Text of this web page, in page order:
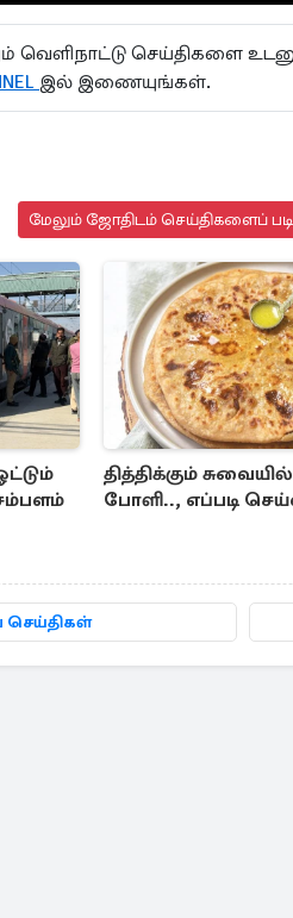
வெளிநாட்டு செய்திகளை
இல் இணையுங்கள்.
மேலும் ஜோதிடம் செய்திகளைப்
தித்திக்கும் சுவையில்
போளி.., எப்படி
செய்திகள்